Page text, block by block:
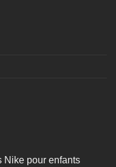
Nike pour enfants